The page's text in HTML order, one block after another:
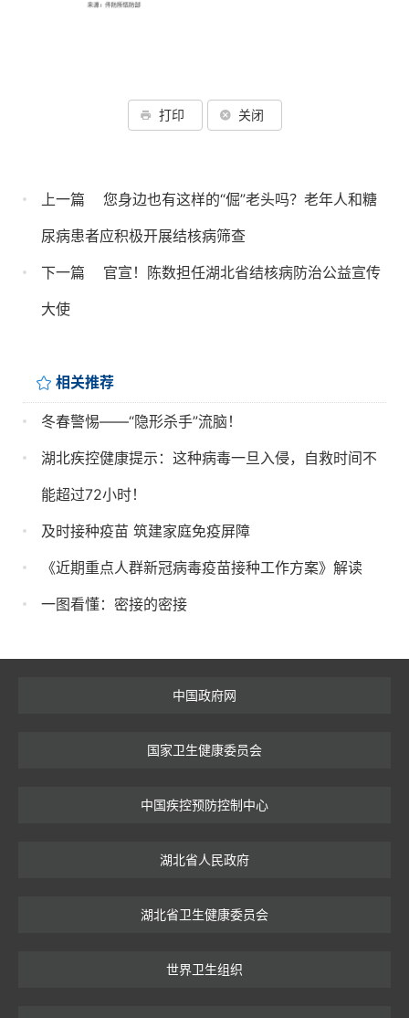
打印 关闭
上一篇
您身边也有这样的“倔”老头吗？老年人和糖
尿病患者应积极开展结核病筛查
下一篇
官宣！陈数担任湖北省结核病防治公益宣传
大使
相关推荐
冬春警惕——“隐形杀手”流脑！
湖北疾控健康提示：这种病毒一旦入侵，自救时间不
能超过72小时！
及时接种疫苗 筑建家庭免疫屏障
《近期重点人群新冠病毒疫苗接种工作方案》解读
一图看懂：密接的密接
中国政府网
国家卫生健康委员会
中国疾控预防控制中心
湖北省人民政府
湖北省卫生健康委员会
世界卫生组织